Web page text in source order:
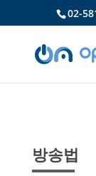
02-
방송법